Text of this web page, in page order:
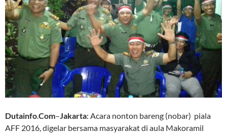
Dutainfo.Com–Jakarta: Acara nonton bareng (nobar) piala
AFF 2016, digelar bersama masyarakat di aula Makoramil